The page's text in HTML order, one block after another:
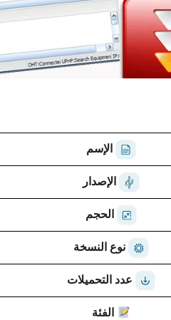
الإسم
الإصدار
الحجم
نوع النسخة
عدد التحميلات
الفئة